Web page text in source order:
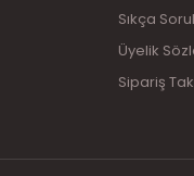
Sıkça
Üyelik
Sipariş